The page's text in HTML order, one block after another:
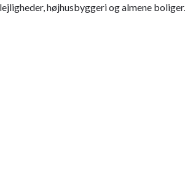
højhusbyggeri og almene boliger.